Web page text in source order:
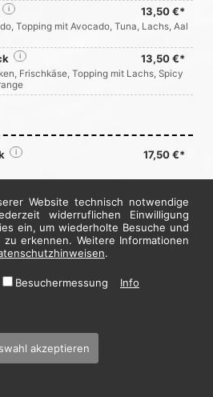
13,50 €*
i
Topping mit Avocado, Tuna, Lachs, Aal
13,50 €*
i
Frischkäse, Topping mit Lachs, Spicy
17,50 €*
i
Stück 19,40 €*
Garnelen und Surimi
hier bestellen
MwSt. Abbildungen können ggf. abweichen.
und Zusatzstoffen finden Sie unter
Website technisch notwendige
widerruflichen Einwilligung
ein, um wiederholte Besuche und
erkennen. Weitere Informationen
.
Besuchermessung
Info
akzeptieren